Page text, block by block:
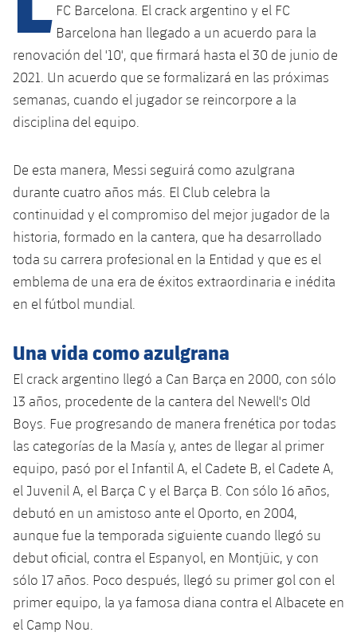
plusicon
más
Instalaciones
Palau Blaugrana
Estadi Johan Cruyff
Barça Cafe
Ciutat Esportiva
La Masia
plusicon
más
Servicios Médicos
Accesibilidad
Acreditaciones
SUB13
SUB11 A
SUB10 A
SUB10 B
SUB9 B
SUB8 A
SUB8 B
SUB13 B
SUB12 C
SUB11 C
Entradas
Gameday Shows
Resultados
Clasificación
Jugadores
Fotos
Historia
Base
Barça Atlètic
Junior
Cadete A
Cadete B
Infantil A
Infantil B
Mini
Campus Verano
PLUSICON
MÁS
Primer Equipo
plusicon
más
Actualidad
Calendario
Entradas
Fotos
Historia
Palmarés
Actualidad
Calendario
Resultados
Clasificaciones
Fotos
Base
plusicon
más
Actualidad
Juvenil
Cadete A
Cadete B
Infantil A
Infantil B
PLUSICON
MÁS
Primer equipo
plusicon
más
Actualidad
Calendario
Entradas
Resultados
Clasificaciones
Jugadors
Palmarés
Historia
Barça Atlètic
Actualidad
Calendario
Resultados
Jugadores
Clasificaciones
Base
plusicon
más
Actualidad
Juvenil
Cadete
Infantil
Alevín
Campus Verano
PLUSICON
MÁS
Primer equipo
plusicon
más
Calendario
Entradas
Barça Atlètic
plusicon
más
Actualidad
Calendario
plusicon
más
Actualidad
Campus Verano
FC Barcelona. El crack argentino y el FC
Barcelona han llegado a un acuerdo para la
renovación del '10', que firmará hasta el 30 de junio de
2021. Un acuerdo que se formalizará en las próximas
semanas, cuando el jugador se reincorpore a la
disciplina del equipo.
De esta manera, Messi seguirá como azulgrana
durante cuatro años más. El Club celebra la
continuidad y el compromiso del mejor jugador de la
historia, formado en la cantera, que ha desarrollado
toda su carrera profesional en la Entidad y que es el
emblema de una era de éxitos extraordinaria e inédita
en el fútbol mundial.
Una vida como azulgrana
El crack argentino llegó a Can Barça en 2000, con sólo
13 años, procedente de la cantera del Newell's Old
Boys. Fue progresando de manera frenética por todas
las categorías de la Masía y, antes de llegar al primer
equipo, pasó por el Infantil A, el Cadete B, el Cadete A,
el Juvenil A, el Barça C y el Barça B. Con sólo 16 años,
debutó en un amistoso ante el Oporto, en 2004,
aunque fue la temporada siguiente cuando llegó su
debut oficial, contra el Espanyol, en Montjüic, y con
sólo 17 años. Poco después, llegó su primer gol con el
primer equipo, la ya famosa diana contra el Albacete en
el Camp Nou.